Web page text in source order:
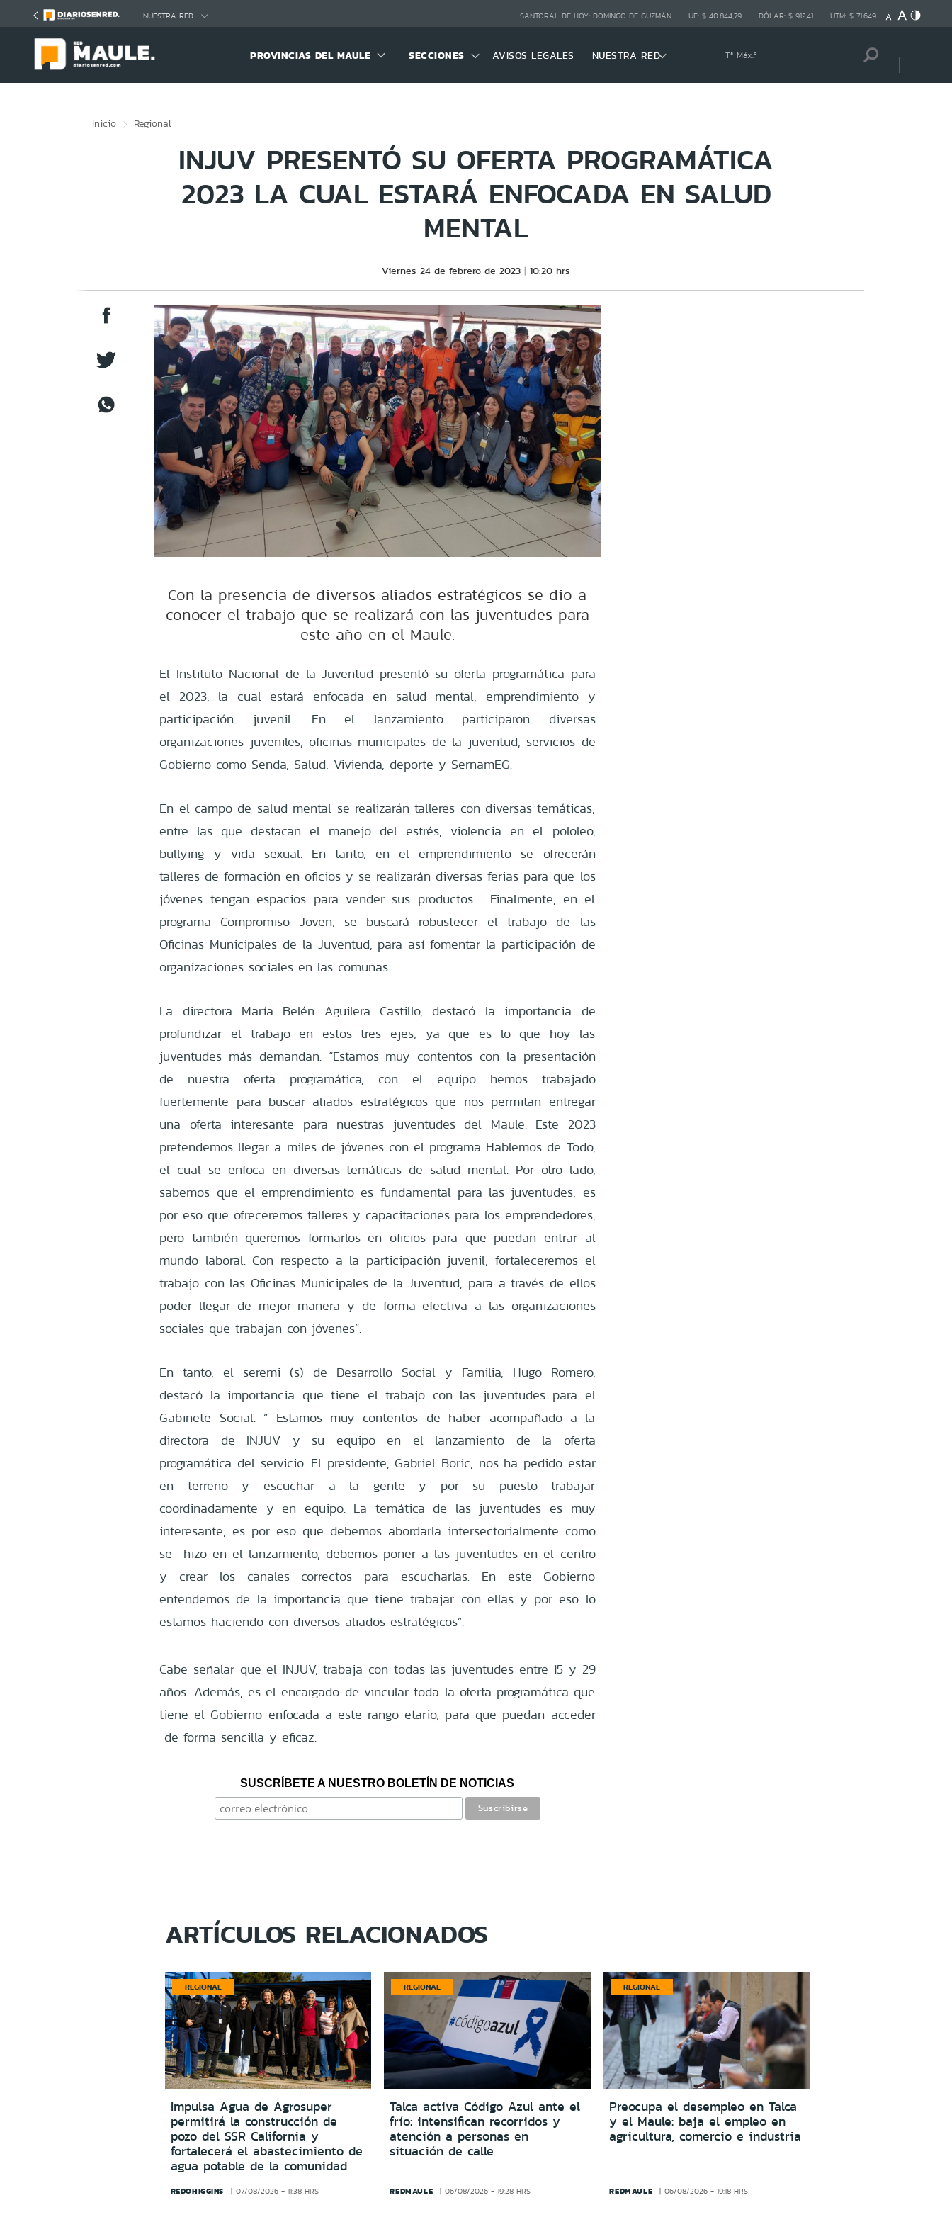
NUESTRA RED SANTORAL DE HOY: DOMINGO DE GUZMÁN UF: $ 40.844,79 DÓLAR: $ 912,41 UTM: $ 71.649
PROVINCIAS DEL MAULE SECCIONES AVISOS LEGALES NUESTRA RED Tª Máx:º
Inicio Regional
INJUV PRESENTÓ SU OFERTA PROGRAMÁTICA
2023 LA CUAL ESTARÁ ENFOCADA EN SALUD
MENTAL
Viernes 24 de febrero de 2023 10:20 hrs
Con la presencia de diversos aliados estratégicos se dio a
conocer el trabajo que se realizará con las juventudes para
este año en el Maule.
El Instituto Nacional de la Juventud presentó su oferta programática para
el 2023, la cual estará enfocada en salud mental, emprendimiento y
participación juvenil. En el lanzamiento participaron diversas
organizaciones juveniles, oficinas municipales de la juventud, servicios de
Gobierno como Senda, Salud, Vivienda, deporte y SernamEG.
En el campo de salud mental se realizarán talleres con diversas temáticas,
entre las que destacan el manejo del estrés, violencia en el pololeo,
bullying y vida sexual. En tanto, en el emprendimiento se ofrecerán
talleres de formación en oficios y se realizarán diversas ferias para que los
jóvenes tengan espacios para vender sus productos. Finalmente, en el
programa Compromiso Joven, se buscará robustecer el trabajo de las
Oficinas Municipales de la Juventud, para así fomentar la participación de
organizaciones sociales en las comunas.
La directora María Belén Aguilera Castillo, destacó la importancia de
profundizar el trabajo en estos tres ejes, ya que es lo que hoy las
juventudes más demandan. “Estamos muy contentos con la presentación
de nuestra oferta programática, con el equipo hemos trabajado
fuertemente para buscar aliados estratégicos que nos permitan entregar
una oferta interesante para nuestras juventudes del Maule. Este 2023
pretendemos llegar a miles de jóvenes con el programa Hablemos de Todo,
el cual se enfoca en diversas temáticas de salud mental. Por otro lado,
sabemos que el emprendimiento es fundamental para las juventudes, es
por eso que ofreceremos talleres y capacitaciones para los emprendedores,
pero también queremos formarlos en oficios para que puedan entrar al
mundo laboral. Con respecto a la participación juvenil, fortaleceremos el
trabajo con las Oficinas Municipales de la Juventud, para a través de ellos
poder llegar de mejor manera y de forma efectiva a las organizaciones
sociales que trabajan con jóvenes”.
En tanto, el seremi (s) de Desarrollo Social y Familia, Hugo Romero,
destacó la importancia que tiene el trabajo con las juventudes para el
Gabinete Social. “ Estamos muy contentos de haber acompañado a la
directora de INJUV y su equipo en el lanzamiento de la oferta
programática del servicio. El presidente, Gabriel Boric, nos ha pedido estar
en terreno y escuchar a la gente y por su puesto trabajar
coordinadamente y en equipo. La temática de las juventudes es muy
interesante, es por eso que debemos abordarla intersectorialmente como
se hizo en el lanzamiento, debemos poner a las juventudes en el centro
y crear los canales correctos para escucharlas. En este Gobierno
entendemos de la importancia que tiene trabajar con ellas y por eso lo
estamos haciendo con diversos aliados estratégicos”.
Cabe señalar que el INJUV, trabaja con todas las juventudes entre 15 y 29
años. Además, es el encargado de vincular toda la oferta programática que
tiene el Gobierno enfocada a este rango etario, para que puedan acceder
de forma sencilla y eficaz.
SUSCRÍBETE A NUESTRO BOLETÍN DE NOTICIAS
ARTÍCULOS RELACIONADOS
REGIONAL
Impulsa Agua de Agrosuper
permitirá la construcción de
pozo del SSR California y
fortalecerá el abastecimiento de
agua potable de la comunidad
REDOHIGGINS 07/08/2026 - 11:38 HRS
REGIONAL
Talca activa Código Azul ante el
frío: intensifican recorridos y
atención a personas en
situación de calle
REDMAULE 06/08/2026 - 19:28 HRS
REGIONAL
Preocupa el desempleo en Talca
y el Maule: baja el empleo en
agricultura, comercio e industria
REDMAULE 06/08/2026 - 19:18 HRS